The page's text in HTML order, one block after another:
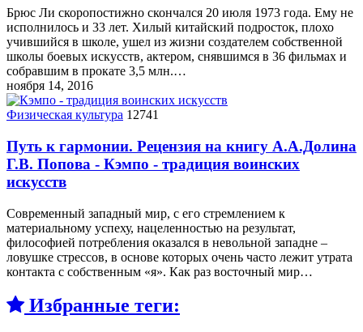
Брюс Ли скоропостижно скончался 20 июля 1973 года. Ему не
исполнилось и 33 лет. Хилый китайский подросток, плохо
учившийся в школе, ушел из жизни создателем собственной
школы боевых искусств, актером, снявшимся в 36 фильмах и
собравшим в прокате 3,5 млн.…
ноября 14, 2016
Физическая культура 12741
Путь к гармонии. Рецензия на книгу А.А.Долина
Г.В. Попова - Кэмпо - традиция воинских
искусств
Современный западный мир, с его стремлением к
материальному успеху, нацеленностью на результат,
философией потребления оказался в невольной западне –
ловушке стрессов, в основе которых очень часто лежит утрата
контакта с собственным «я». Как раз восточный мир…
Избранные теги: